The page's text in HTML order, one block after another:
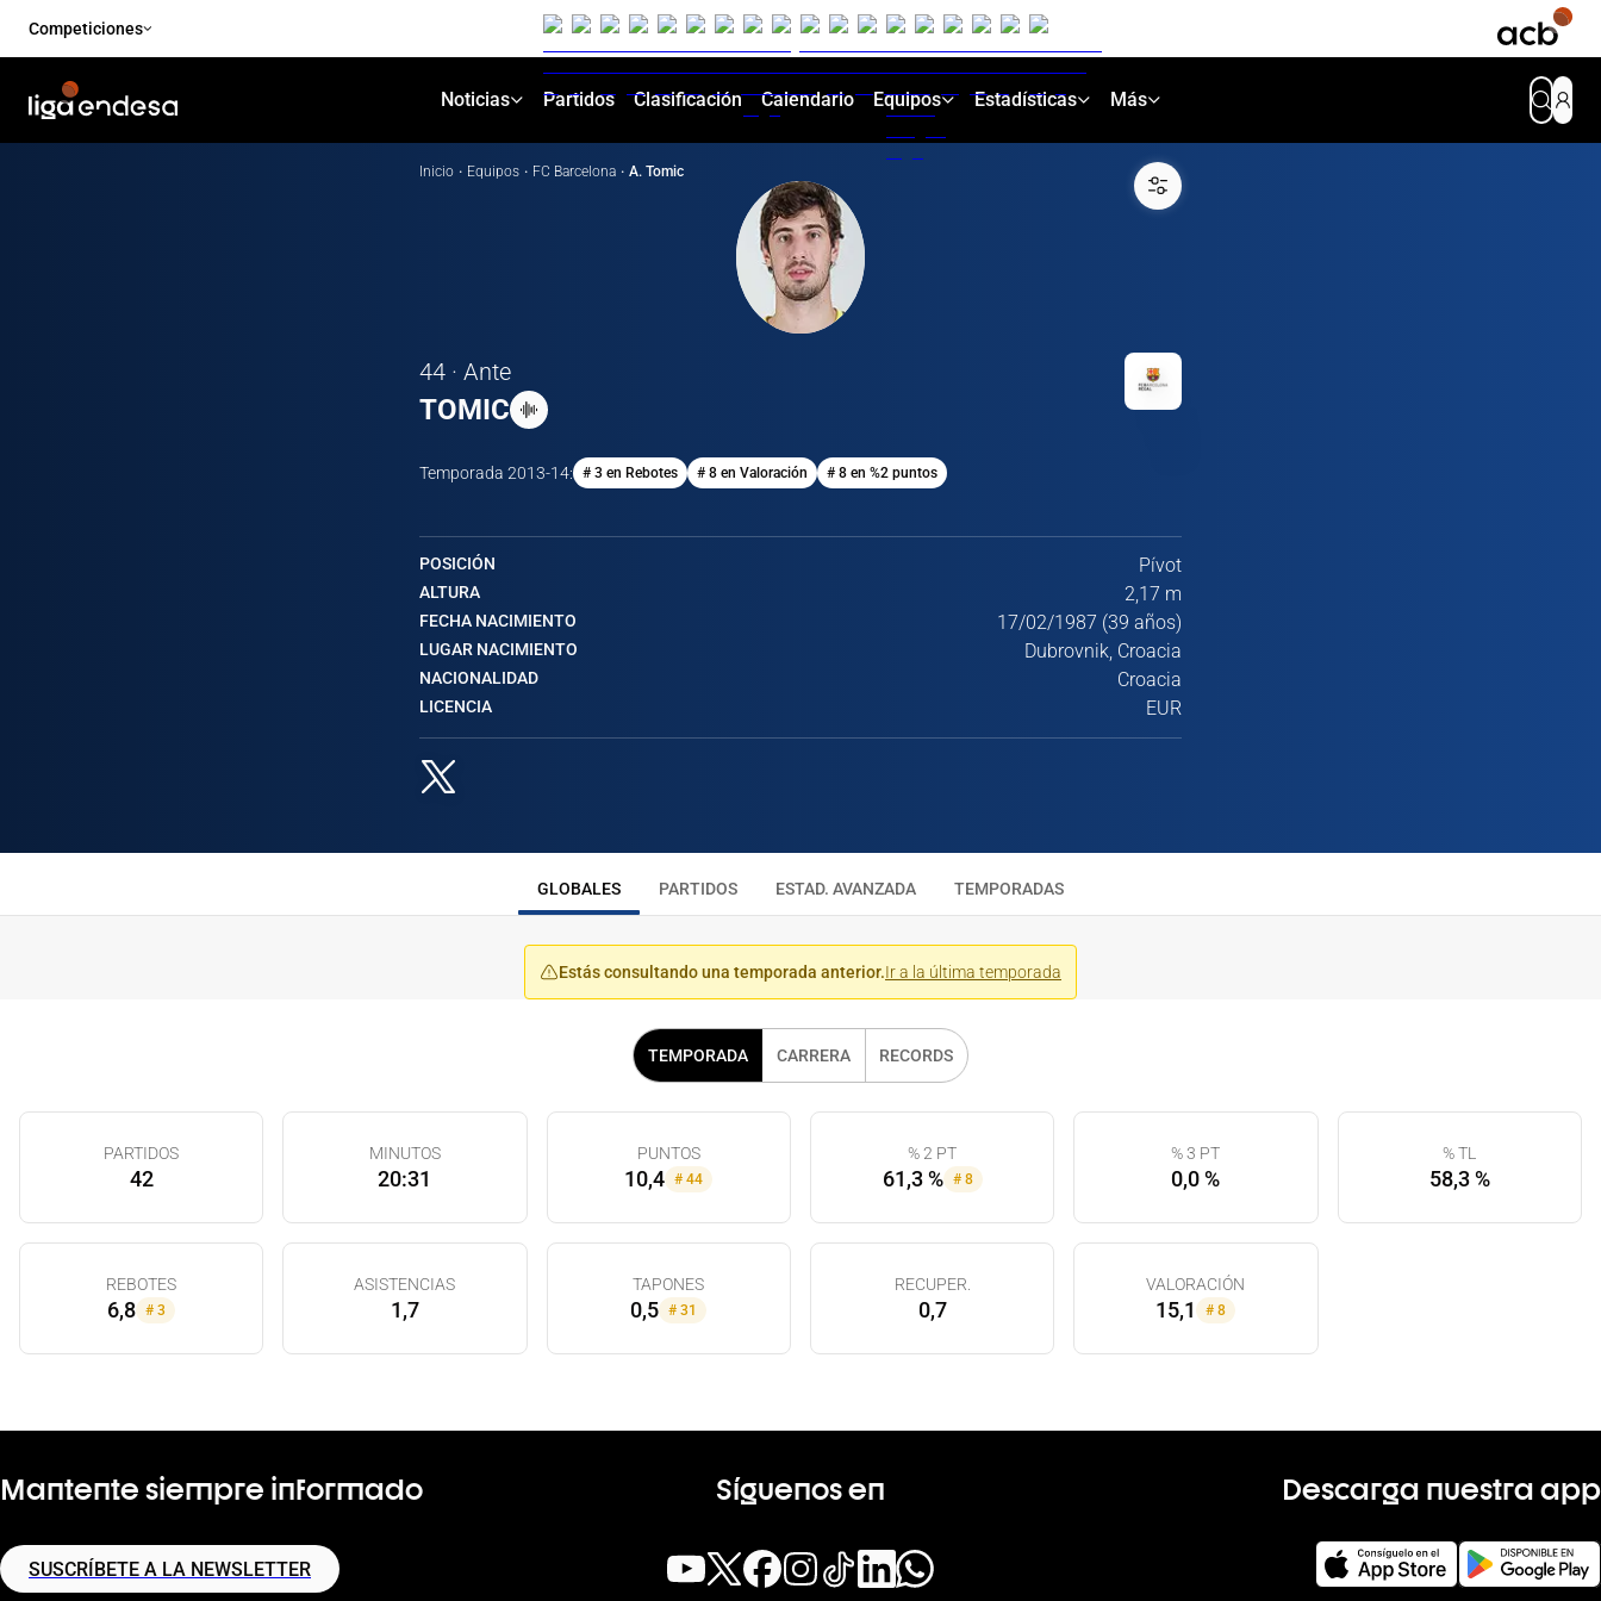
Competiciones
Noticias Partidos Clasificación Calendario Equipos Estadísticas Más
Inicio · Equipos · FC Barcelona · A. Tomic
44 · Ante
TOMIC
Temporada 2013-14: # 3 en Rebotes # 8 en Valoración # 8 en %2 puntos
POSICIÓN Pívot
ALTURA 2,17 m
FECHA NACIMIENTO 17/02/1987 (39 años)
LUGAR NACIMIENTO Dubrovnik, Croacia
NACIONALIDAD Croacia
LICENCIA EUR
GLOBALES PARTIDOS ESTAD. AVANZADA TEMPORADAS
Estás consultando una temporada anterior.Ir a la última temporada
TEMPORADA CARRERA RECORDS
PARTIDOS
42
MINUTOS
20:31
PUNTOS
10,4 #44
% 2 PT
61,3 % # 8
% 3 PT
0,0 %
% TL
58,3 %
REBOTES
6,8 #3
ASISTENCIAS
1,7
TAPONES
0,5 #31
RECUPER.
0,7
VALORACIÓN
15,1 #8
Mantente siempre informado
SUSCRÍBETE A LA NEWSLETTER
Síguenos en Descarga nuestra app